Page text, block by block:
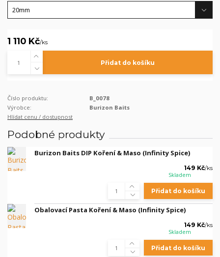
1 110 Kč/ks
Přidat do košíku
Číslo produktu:
B_0078
Výrobce:
Burizon Baits
Hlídat cenu / dostupnost
Podobné produkty
Burizon Baits DIP Koření & Maso (Infinity Spice)
149 Kč/ks
Skladem
Přidat do košíku
Obalovací Pasta Koření & Maso (Infinity Spice)
149 Kč/ks
Skladem
Přidat do košíku